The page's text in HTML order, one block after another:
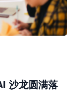
沙龙圆满落